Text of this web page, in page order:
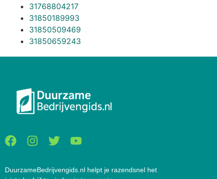
31768804217
31850189993
31850509469
31850659243
DuurzameBedrijvengids.nl helpt je razendsnel het